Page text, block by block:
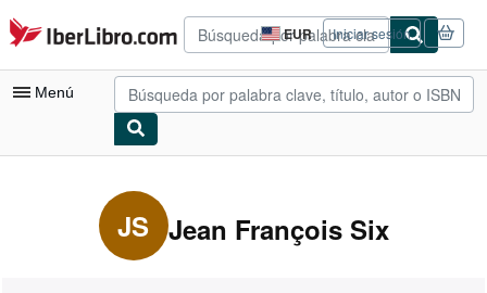
Pasar al contenido principal
IberLibro.com EUR
Preferencias
de
compra
del
Iniciar sesión
Menú
Consultar mis pedidos
Búsqueda avanzada
JS Jean François Six